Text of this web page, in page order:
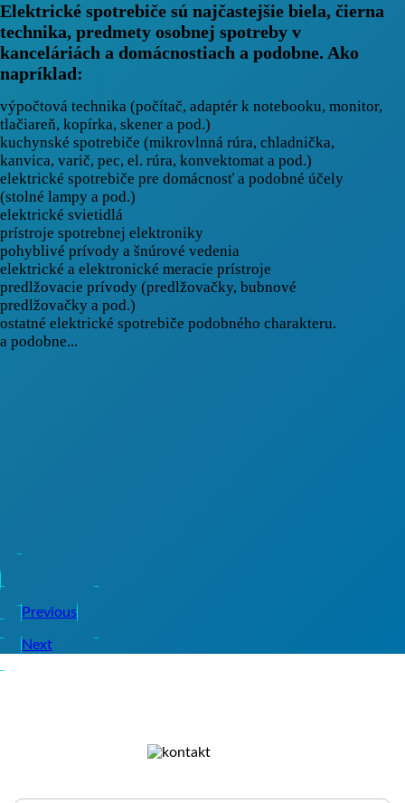
Elektrické spotrebiče sú najčastejšie biela, čierna
technika, predmety osobnej spotreby v
kanceláriách a domácnostiach a podobne. Ako
napríklad:
výpočtová technika (počítač, adaptér k notebooku, monitor,
tlačiareň, kopírka, skener a pod.)
kuchynské spotrebiče (mikrovlnná rúra, chladnička,
kanvica, varič, pec, el. rúra, konvektomat a pod.)
elektrické spotrebiče pre domácnosť a podobné účely
(stolné lampy a pod.)
elektrické svietidlá
prístroje spotrebnej elektroniky
pohyblivé prívody a šnúrové vedenia
elektrické a elektronické meracie prístroje
predlžovacie prívody (predlžovačky, bubnové
predlžovačky a pod.)
ostatné elektrické spotrebiče podobného charakteru.
a podobne...
Previous
Next